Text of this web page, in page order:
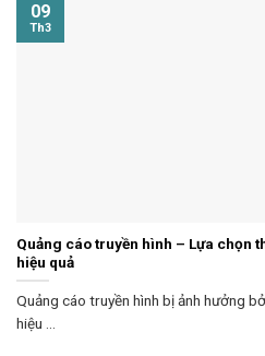
Quảng cáo truyền hình – Lựa chọn
hiệu quả
Quảng cáo truyền hình bị ảnh hưởng
hiệu ...
09
Th3